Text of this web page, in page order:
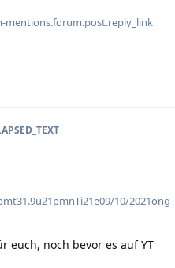
mentions.forum.post.reply_link
10/2021ong
euch, noch bevor es auf YT